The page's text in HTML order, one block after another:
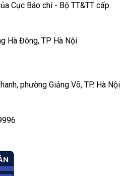
Cục Báo chí - Bộ TT&TT cấp
Hà Đông, TP Hà Nội
phường Giảng Võ, TP. Hà Nội